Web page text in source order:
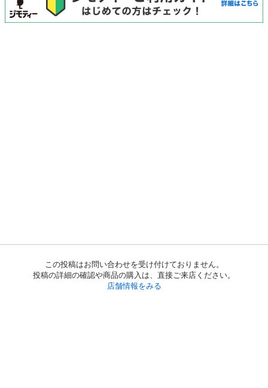
この投稿はお問い合わせを受け付けておりません。
投稿の詳細の確認や商品の購入は、直接ご来店ください。
店舗情報をみる